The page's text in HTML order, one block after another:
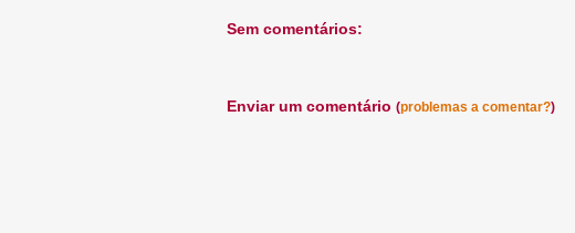
Sem comentários:
Enviar um comentário (problemas a comentar?)